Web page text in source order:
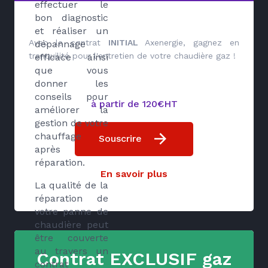
effectuer le
bon diagnostic
et réaliser un
dépannage
efficace ainsi
que vous
donner les
conseils pour
améliorer la
gestion de votre
chauffage
après
réparation.
La qualité de la
réparation de
votre panne de
chaudière peut
être couverte
au travers un
contrat
Avec le contrat INITIAL Axenergie, gagnez en
tranquilité pour l'entretien de votre chaudière gaz !
à partir de 120€HT
Souscrire
En savoir plus
Contrat EXCLUSIF gaz